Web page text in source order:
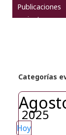
Publicaciones
recientes
el patrimonio
Categorías
2025
Hoy